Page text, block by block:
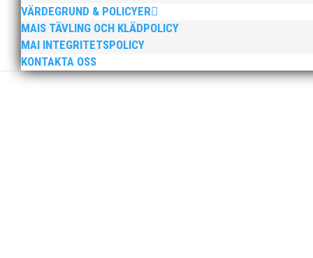
VÄRDEGRUND & POLICYER
MAIS TÄVLING OCH KLÄDPOLICY
MAI INTEGRITETSPOLICY
KONTAKTA OSS
Sprinterdrottningen Julia Henriksson vann dubbla
firade stora triumfer. Wictor Petersson plockade